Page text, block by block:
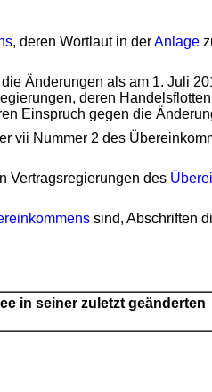
, deren Wortlaut in derAnlage
Änderungen als am 1. Juli
deren
Einspruch gegen die
vii Nummer 2 des
Vertragsregierungen des
sind, Abschriften
in seiner zuletzt geänderten